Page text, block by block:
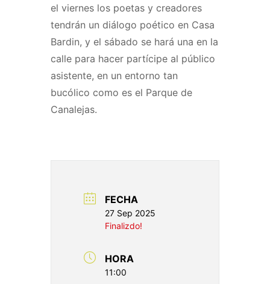
el viernes los poetas y creadores
tendrán un diálogo poético en Casa
Bardin, y el sábado se hará una en la
calle para hacer partícipe al público
asistente, en un entorno tan
bucólico como es el Parque de
Canalejas.
FECHA
27 Sep 2025
Finalizdo!
HORA
11:00